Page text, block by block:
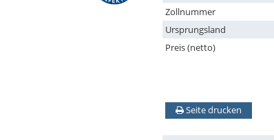
Zollnummer
Ursprungsland
Preis (netto)
Seite drucken